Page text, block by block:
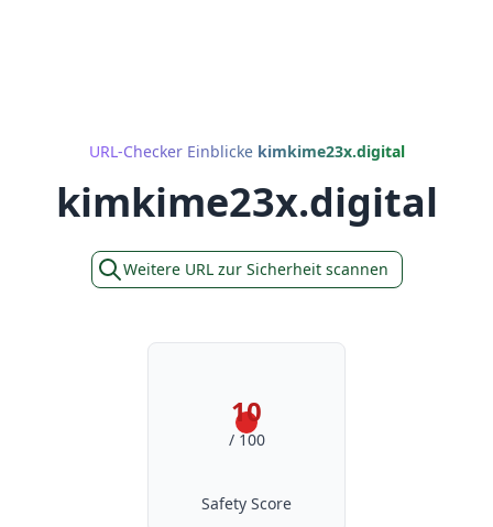
URL-Checker Einblicke kimkime23x.digital
kimkime23x.digital
Weitere URL zur Sicherheit scannen
10
/ 100
Safety Score